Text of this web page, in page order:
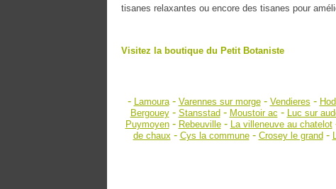
tisanes relaxantes ou encore des tisanes pour
Visitez la boutique du Petit Botaniste
- Lamoura- Varennes sur morge- Vendieres -
Bergouey- Stansstad- Moustoir ac - Luc sur
Puymoyen- Rebeuville- La villeneuve au chatelot
de chaux - Cys la commune- Crosey le grand-